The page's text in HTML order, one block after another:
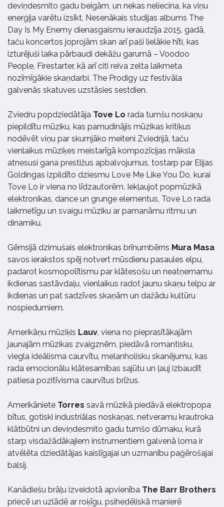
deviņdesmito gadu beigām, un nekas neliecina, ka viņu
enerģija varētu izsīkt. Nesenākais studijas albums The
Day Is My Enemy dienasgaismu ieraudzīja 2015. gadā,
taču koncertos joprojām skan arī paši lielākie hīti, kas
izturējuši laika pārbaudi dekāžu garumā – Voodoo
People, Firestarter, kā arī citi reiva zelta laikmeta
nozīmīgākie skaņdarbi. The Prodigy uz festivāla
galvenās skatuves uzstāsies sestdien.
Zviedru popdziedātāja Tove Lo rada tumšu noskaņu
piepildītu mūziku, kas pamudinājis mūzikas kritiķus
nodēvēt viņu par skumjāko meiteni Zviedrijā, taču
vienlaikus mūziķes meistarīgā kompozīcijas māksla
atnesusi gana prestižus apbalvojumus, tostarp par Elijas
Goldingas izpildīto dziesmu Love Me Like You Do, kurai
Tove Lo ir viena no līdzautorēm. Iekļaujot popmūzikā
elektronikas, dance un grunge elementus, Tove Lo rada
laikmetīgu un svaigu mūziku ar pamanāmu ritmu un
dinamiku.
Gērnsijā dzimušais elektronikas brīnumbērns Mura Masa
savos ierakstos spēj notvert mūsdienu pasaules elpu,
padarot kosmopolītismu par klātesošu un neatņemamu
ikdienas sastāvdaļu, vienlaikus radot jaunu skaņu telpu ar
ikdienas un pat sadzīves skaņām un dažādu kultūru
nospiedumiem.
Amerikāņu mūziķis Lauv , viena no pieprasītākajām
jaunajām mūzikas zvaigznēm, piedāvā romantisku,
viegla ideālisma caurvītu, melanholisku skanējumu, kas
rada emocionālu klātesamības sajūtu un ļauj izbaudīt
patiesa pozitīvisma caurvītus brīžus.
Amerikāniete Torres savā mūzikā piedāvā elektropopa
bītus, gotiski industriālas noskaņas, netveramu krautroka
klātbūtni un deviņdesmito gadu tumšo dūmaku, kurā
starp visdažādākajiem instrumentiem galvenā loma ir
atvēlēta dziedātājas kaislīgajai un uzmanību paģērošajai
balsij.
Kanādiešu brāļu izveidotā apvienība The Barr Brothers
priecē un uzlādē ar roķīgu, psihedēliskā manierē